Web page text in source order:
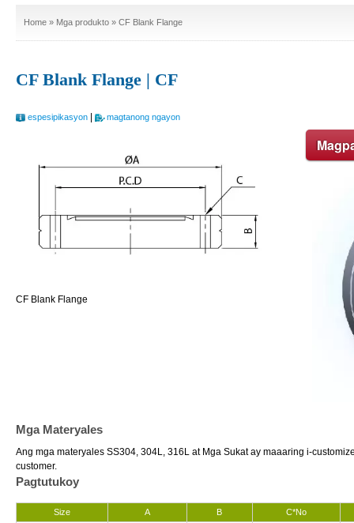
Home » Mga produkto » CF Blank Flange
CF Blank Flange | CF
espesipikasyon magtanong ngayon
CF Blank Flange
Mga Materyales
Ang mga materyales SS304, 304L, 316L at Mga Sukat ay maaaring i-
customer.
Pagtutukoy
Size A B
C*No